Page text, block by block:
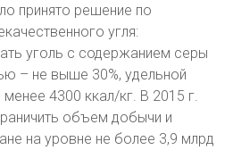
принято решение по
угля:
уголь с содержанием серы
– не выше 30%, удельной
менее 4300 ккал/кг. В 2015 г.
объем добычи и
на уровне не более 3,9 млрд